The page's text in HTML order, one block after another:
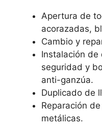
Apertura de
acorazadas,
Cambio y
Instalación de
seguridad y
anti-ganzúa.
Duplicado de
Reparación
metálicas.